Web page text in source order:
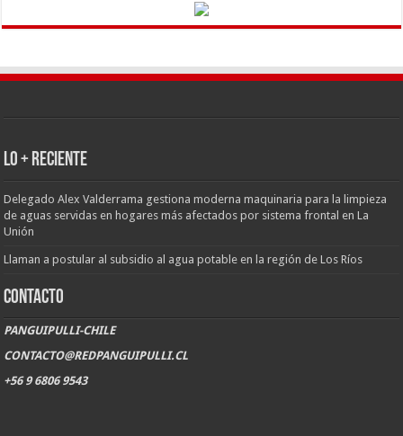
LO + RECIENTE
Delegado Alex Valderrama gestiona moderna maquinaria para la limpieza
de aguas servidas en hogares más afectados por sistema frontal en La
Unión
Llaman a postular al subsidio al agua potable en la región de Los Ríos
CONTACTO
PANGUIPULLI-CHILE
CONTACTO@REDPANGUIPULLI.CL
+56 9 6806 9543